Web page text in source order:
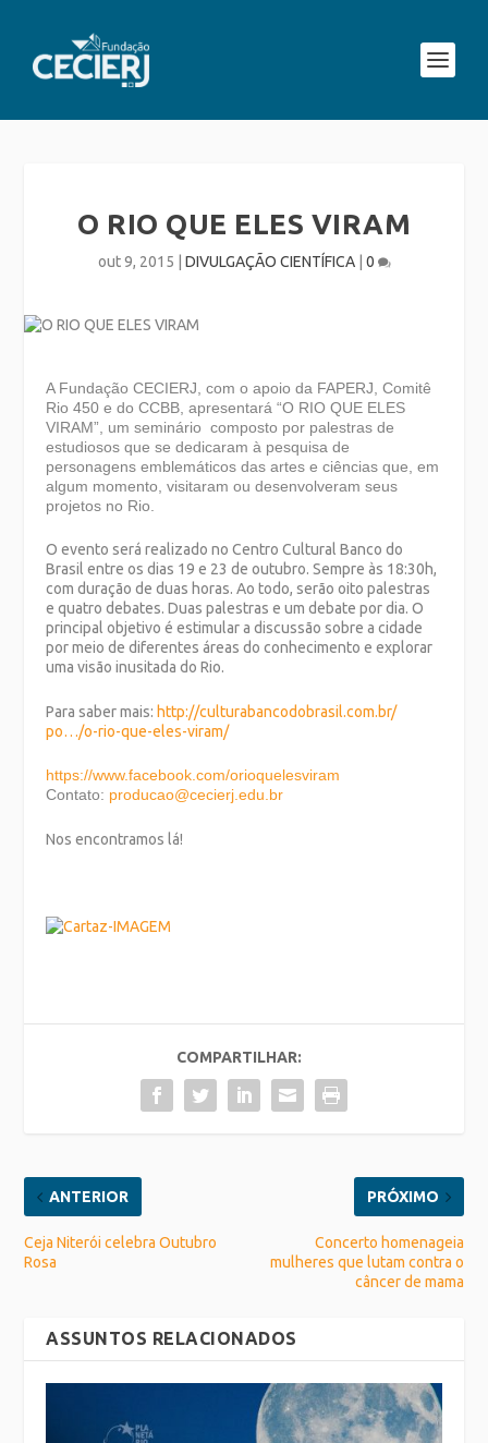
O RIO QUE ELES VIRAM
out 9, 2015 DIVULGAÇÃO CIENTÍFICA| 0
A Fundação CECIERJ, com o apoio da FAPERJ, Comitê
Rio 450 e do CCBB, apresentará “O RIO QUE ELES
VIRAM”, um seminário composto por palestras de
estudiosos que se dedicaram à pesquisa de
personagens emblemáticos das artes e ciências que, em
algum momento, visitaram ou desenvolveram seus
projetos no Rio.
O evento será realizado no Centro Cultural Banco do
Brasil entre os dias 19 e 23 de outubro. Sempre às 18:30h,
com duração de duas horas. Ao todo, serão oito palestras
e quatro debates. Duas palestras e um debate por dia. O
principal objetivo é estimular a discussão sobre a cidade
por meio de diferentes áreas do conhecimento e explorar
uma visão inusitada do Rio.
Para saber mais: http://culturabancodobrasil.com.br/
po…/o-rio-que-eles-viram/
https://www.facebook.com/orioquelesviram
Contato: producao@cecierj.edu.br
Nos encontramos lá!
COMPARTILHAR:
ANTERIOR
Ceja Niterói celebra Outubro
Rosa
PRÓXIMO
Concerto homenageia
mulheres que lutam contra o
câncer de mama
ASSUNTOS RELACIONADOS